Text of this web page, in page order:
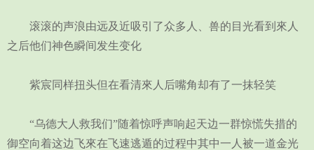
滚滚的声浪由远及近吸引了众多人、兽的目光看到來人
之后他们神色瞬间发生变化
紫宸同样扭头但在看清來人后嘴角却有了一抹轻笑
“乌德大人救我们”随着惊呼声响起天边一群惊慌失措的
御空向着这边飞來在飞速逃遁的过程中其中一人被一道金光